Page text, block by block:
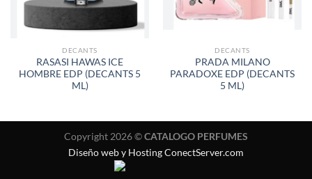
DECANTS
RASASI HAWAS ICE
HOMBRE EDP (DECANTS 5
ML)
DECANTS
PRADA MILANO
PARADOXE EDP (DECANTS
5 ML)
Copyright 2026 ©CATALOGO PERFUMES
Diseño web y Hosting ConectServer.com